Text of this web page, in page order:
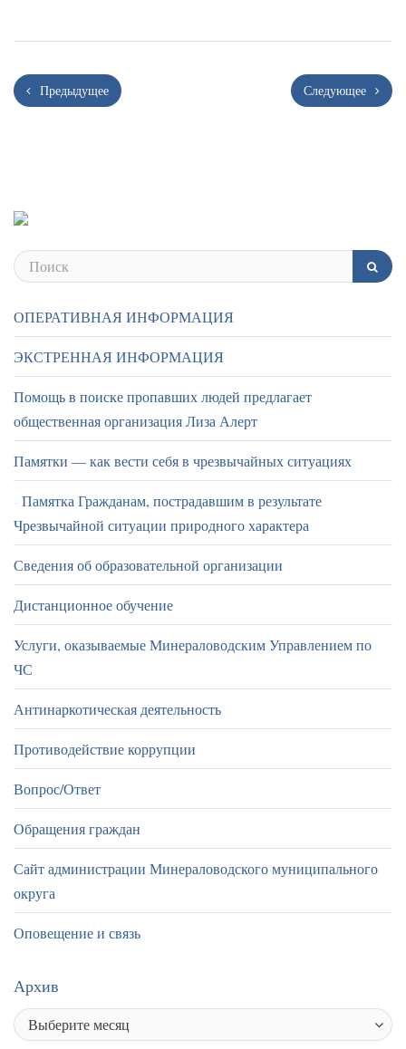
Предыдущее Следующее
ОПЕРАТИВНАЯ ИНФОРМАЦИЯ
ЭКСТРЕННАЯ ИНФОРМАЦИЯ
Помощь в поиске пропавших людей предлагает
общественная организация Лиза Алерт
Памятки — как вести себя в чрезвычайных ситуациях
Памятка Гражданам, пострадавшим в результате
Чрезвычайной ситуации природного характера
Сведения об образовательной организации
Дистанционное обучение
Услуги, оказываемые Минераловодским Управлением по
ЧС
Антинаркотическая деятельность
Противодействие коррупции
Вопрос/Ответ
Обращения граждан
Сайт администрации Минераловодского муниципального
округа
Оповещение и связь
Архив